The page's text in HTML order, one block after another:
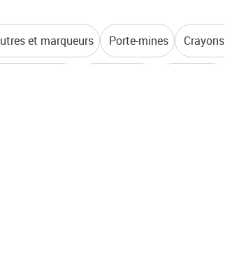
et marqueurs Porte-mines